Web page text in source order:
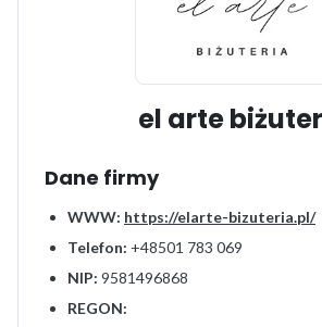
el arte
Dane firmy
WWW: https://elarte-bizuteria.pl/
Telefon: +48501 783 069
NIP: 9581496868
REGON: